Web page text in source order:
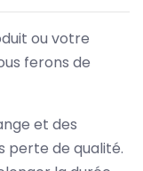
ou votre
ferons de
et des
perte de qualité.